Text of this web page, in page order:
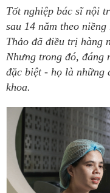
Tốt nghiệp bác sĩ nội
sau 14 năm theo
Thảo đã điều trị hàng
Nhưng trong đó, đáng
đặc biệt - họ là những
khoa.